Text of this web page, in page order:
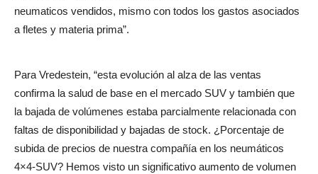
neumaticos vendidos, mismo con todos los gastos asociados
a fletes y materia prima”.
Para Vredestein, “esta evolución al alza de las ventas
confirma la salud de base en el mercado SUV y también que
la bajada de volúmenes estaba parcialmente relacionada con
faltas de disponibilidad y bajadas de stock. ¿Porcentaje de
subida de precios de nuestra compañía en los neumáticos
4×4-SUV? Hemos visto un significativo aumento de volumen